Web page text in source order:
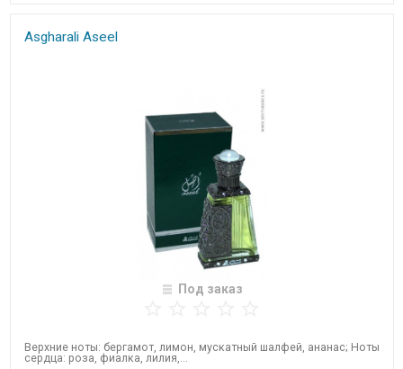
Asgharali Aseel
Под заказ
Верхние ноты: бергамот, лимон, мускатный шалфей, ананас; Ноты
сердца: роза, фиалка, лилия,...